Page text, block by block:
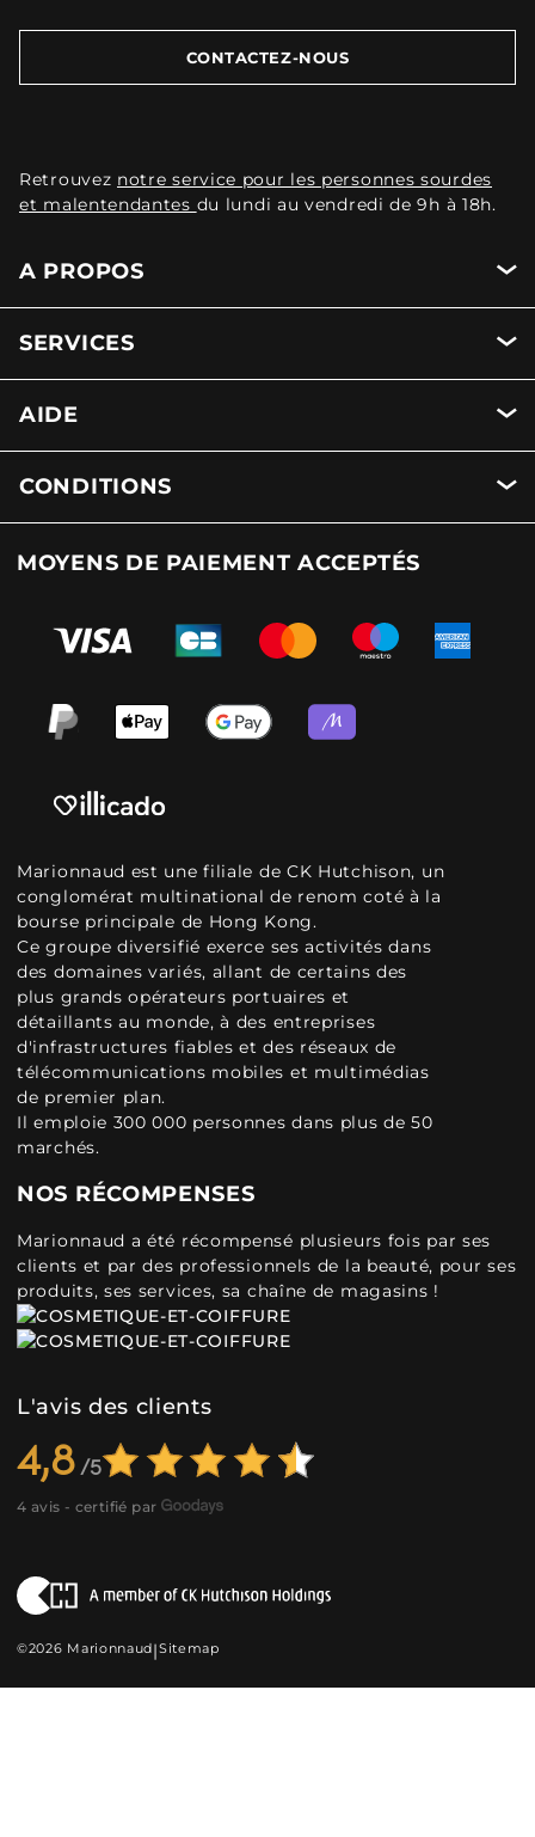
CONTACTEZ-NOUS
Retrouvez notre service pour les personnes sourdes
et malentendantes du lundi au vendredi de 9h à 18h.
A PROPOS
SERVICES
AIDE
CONDITIONS
MOYENS DE PAIEMENT ACCEPTÉS
Marionnaud est une filiale de CK Hutchison, un
conglomérat multinational de renom coté à la
bourse principale de Hong Kong.
Ce groupe diversifié exerce ses activités dans
des domaines variés, allant de certains des
plus grands opérateurs portuaires et
détaillants au monde, à des entreprises
d'infrastructures fiables et des réseaux de
télécommunications mobiles et multimédias
de premier plan.
Il emploie 300 000 personnes dans plus de 50
marchés.
NOS RÉCOMPENSES
Marionnaud a été récompensé plusieurs fois par ses
clients et par des professionnels de la beauté, pour ses
produits, ses services, sa chaîne de magasins !
L'avis des clients
4,8
4 avis - certifié par
©2026 Marionnaud|Sitemap